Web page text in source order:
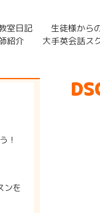
室日記
生徒様から
紹介
大手英会話ス
！
ンを